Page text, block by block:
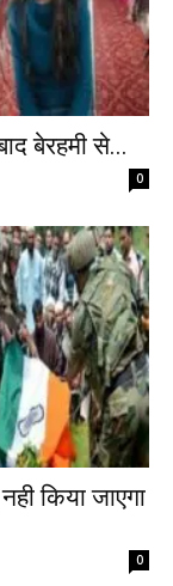
बेरहमी से...
0
किया जाएगा
0